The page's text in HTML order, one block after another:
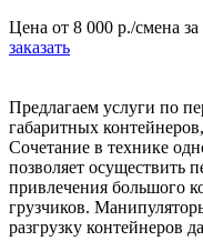
Цена от 8 000 р./смена
заказать
Предлагаем услуги по
габаритных
Сочетание в технике
позволяет осуществить
привлечения большого
грузчиков.
разгрузку контейнеров